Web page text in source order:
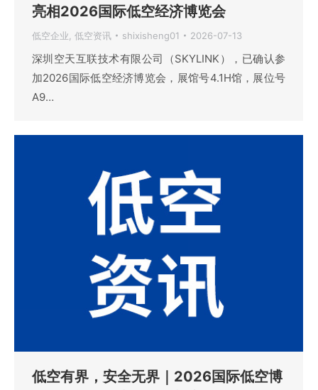
亮相2026国际低空经济博览会
低空企业, 低空资讯 shixisheng01 2026-07-13
深圳空天互联技术有限公司（SKYLINK），已确认参
加2026国际低空经济博览会，展馆号4.1H馆，展位号
A9…
低空有界，安全无界｜2026国际低空博